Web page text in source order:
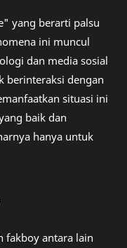
yang berarti palsu
ini muncul
dan media sosial
berinteraksi dengan
situasi ini
baik dan
hanya untuk
fakboy antara lain